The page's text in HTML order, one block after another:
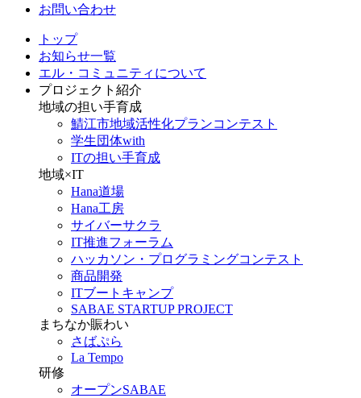
お問い合わせ
トップ
お知らせ一覧
エル・コミュニティについて
プロジェクト紹介
地域の担い手育成
鯖江市地域活性化プランコンテスト
学生団体with
ITの担い手育成
地域×IT
Hana道場
Hana工房
サイバーサクラ
IT推進フォーラム
ハッカソン・プログラミングコンテスト
商品開発
ITブートキャンプ
SABAE STARTUP PROJECT
まちなか賑わい
さばぷら
La Tempo
研修
オープンSABAE